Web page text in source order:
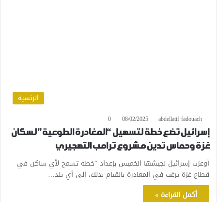
الرئسية
abdellatif fadouach
08/02/2025
0
إسرائيل تضع خطة لتسهيل “المغادرة الطوعية” لسكان
غزة وحماس تدين مشروع ترامب التهجيري
أوعزت إسرائيل لجيشها الخميس بإعداد “خطة تسمح لأي ساكن في
قطاع غزة يرغب في المغادرة بالقيام بذلك، إلى أي بلد…
أكمل القراءة »